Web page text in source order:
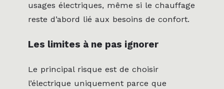
usages électriques, même si le chauffage
reste d’abord lié aux besoins de confort.
Les limites à ne pas ignorer
Le principal risque est de choisir
l’électrique uniquement parce que